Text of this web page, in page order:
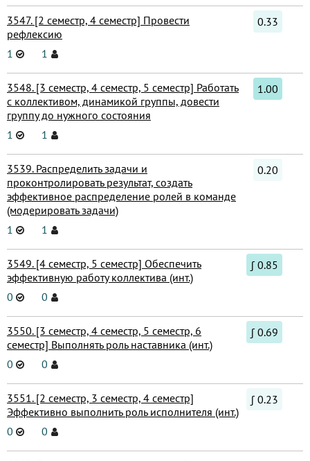
3547. [2 семестр, 4 семестр] Провести
рефлексию
1
1
0.33
3548. [3 семестр, 4 семестр, 5 семестр] Работать
с коллективом, динамикой группы, довести
группу до нужного состояния
1
1
1.00
3539. Распределить задачи и
проконтролировать результат, создать
эффективное распределение ролей в команде
(модерировать задачи)
1
1
0.20
3549. [4 семестр, 5 семестр] Обеспечить
эффективную работу коллектива (инт.)
0
0
∫ 0.85
3550. [3 семестр, 4 семестр, 5 семестр, 6
семестр] Выполнять роль наставника (инт.)
0
0
∫ 0.69
3551. [2 семестр, 3 семестр, 4 семестр]
Эффективно выполнить роль исполнителя (инт.)
0
0
∫ 0.23